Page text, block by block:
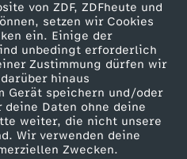
von ZDF, ZDFheute und
setzen wir Cookies
ein. Einige der
unbedingt erforderlich
Zustimmung dürfen wir
hinaus
Gerät speichern und/oder
Daten ohne deine
weiter, die nicht unsere
Wir verwenden deine
Zwecken.
Service
ZDFmitreden
Kontakt zum ZDF
Tickets